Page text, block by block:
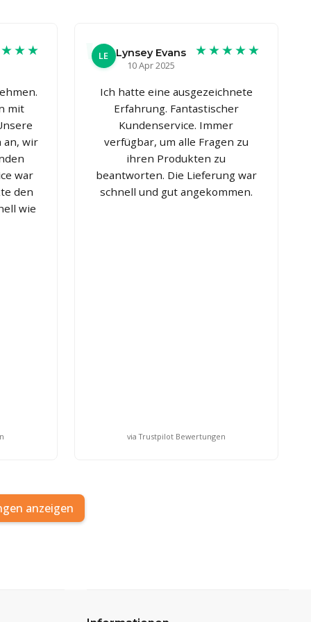
mit
an, wir
war
den
wie
LE Lynsey Evans
10 Apr 2025
★★★★★
Ich hatte eine ausgezeichnete
Erfahrung. Fantastischer
Kundenservice. Immer
verfügbar, um alle Fragen zu
ihren Produkten zu
beantworten. Die Lieferung war
schnell und gut angekommen.
via Trustpilot Bewertungen
anzeigen